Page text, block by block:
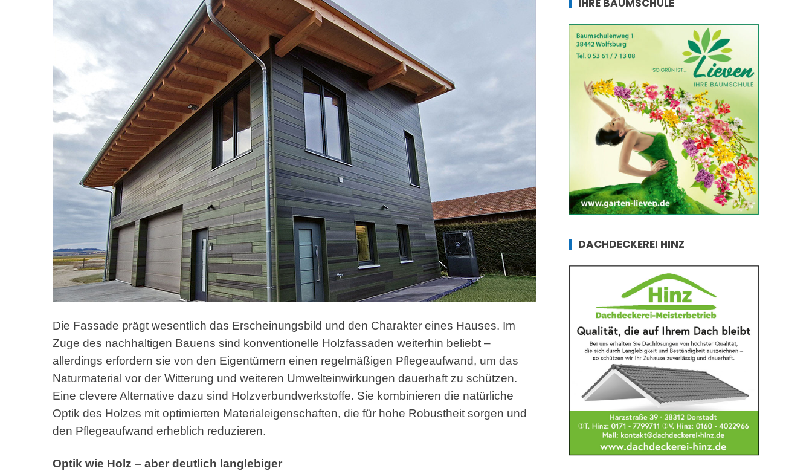
Die Fassade prägt wesentlich das Erscheinungsbild und den Charaktereines Hauses. Im
Zuge des nachhaltigen Bauens sind konventionelle Holzfassaden weiterhin beliebt –
allerdings erfordern sie von den Eigentümern einen regelmäßigen Pflegeaufwand, um das
Naturmaterial vor der Witterung und weiteren Umwelteinwirkungen dauerhaft zu schützen.
Eine clevere Alternative dazu sind Holzverbundwerkstoffe. Sie kombinieren die natürliche
Optik des Holzes mit optimierten Materialeigenschaften, die für hohe Robustheit sorgen und
den Pflegeaufwand erheblich reduzieren.
Optik wie Holz – aber deutlich langlebiger
IHRE BAUMSCHULE
DACHDECKEREI HINZ